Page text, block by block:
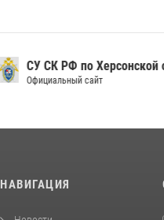
СУ СК РФ по Херсонской
Официальный сайт
НАВИГАЦИЯ